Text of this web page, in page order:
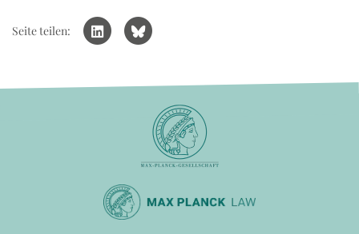
Seite teilen: